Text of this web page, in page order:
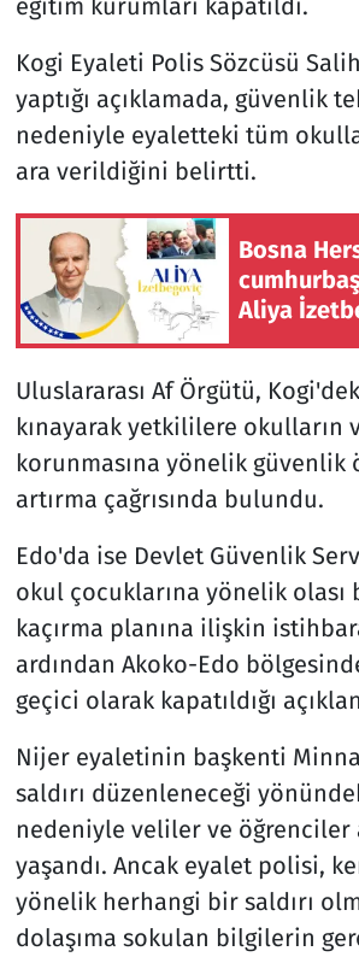
Kogi Eyaleti Polis Sözcüsü
yaptığı açıklamada, güvenlik
nedeniyle eyaletteki tüm
ara verildiğini belirtti.
Bosna
Aliya
Uluslararası Af Örgütü,
kınayarak yetkililere okulların
korunmasına yönelik güvenlik
artırma çağrısında bulundu.
Edo'da ise Devlet Güvenlik
okul çocuklarına yönelik olası
kaçırma planına ilişkin
ardından Akoko-Edo
geçici olarak kapatıldığı
Nijer eyaletinin başkenti
saldırı düzenleneceği
nedeniyle veliler ve öğrenciler
yaşandı. Ancak eyalet polisi,
yönelik herhangi bir saldırı
dolaşıma sokulan bilgilerin